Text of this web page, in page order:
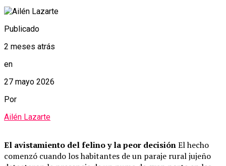
Publicado
2 meses atrás
en
27 mayo 2026
Por
Ailén Lazarte
El avistamiento del felino y la peor decisiónEl hecho
comenzó cuando los habitantes de un paraje rural jujeño